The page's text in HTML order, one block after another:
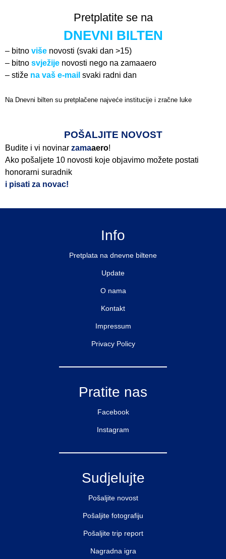
Pretplatite se na
DNEVNI BILTEN
– bitno više novosti (svaki dan >15)
– bitno svježije novosti nego na zamaaero
– stiže na vaš e-mail svaki radni dan
Na Dnevni bilten su pretplačene najveće institucije i zračne luke
POŠALJITE NOVOST
Budite i vi novinar zamaaero!
Ako pošaljete 10 novosti koje objavimo možete postati
honorarni suradnik
i pisati za novac!
Info
Pretplata na dnevne biltene
Update
O nama
Kontakt
Impressum
Privacy Policy
Pratite nas
Facebook
Instagram
Sudjelujte
Pošaljite novost
Pošaljite fotografiju
Pošaljite trip report
Nagradna igra